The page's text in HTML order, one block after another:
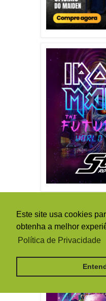
Este site usa cookies
obtenha a melhor
Política de Privacidade